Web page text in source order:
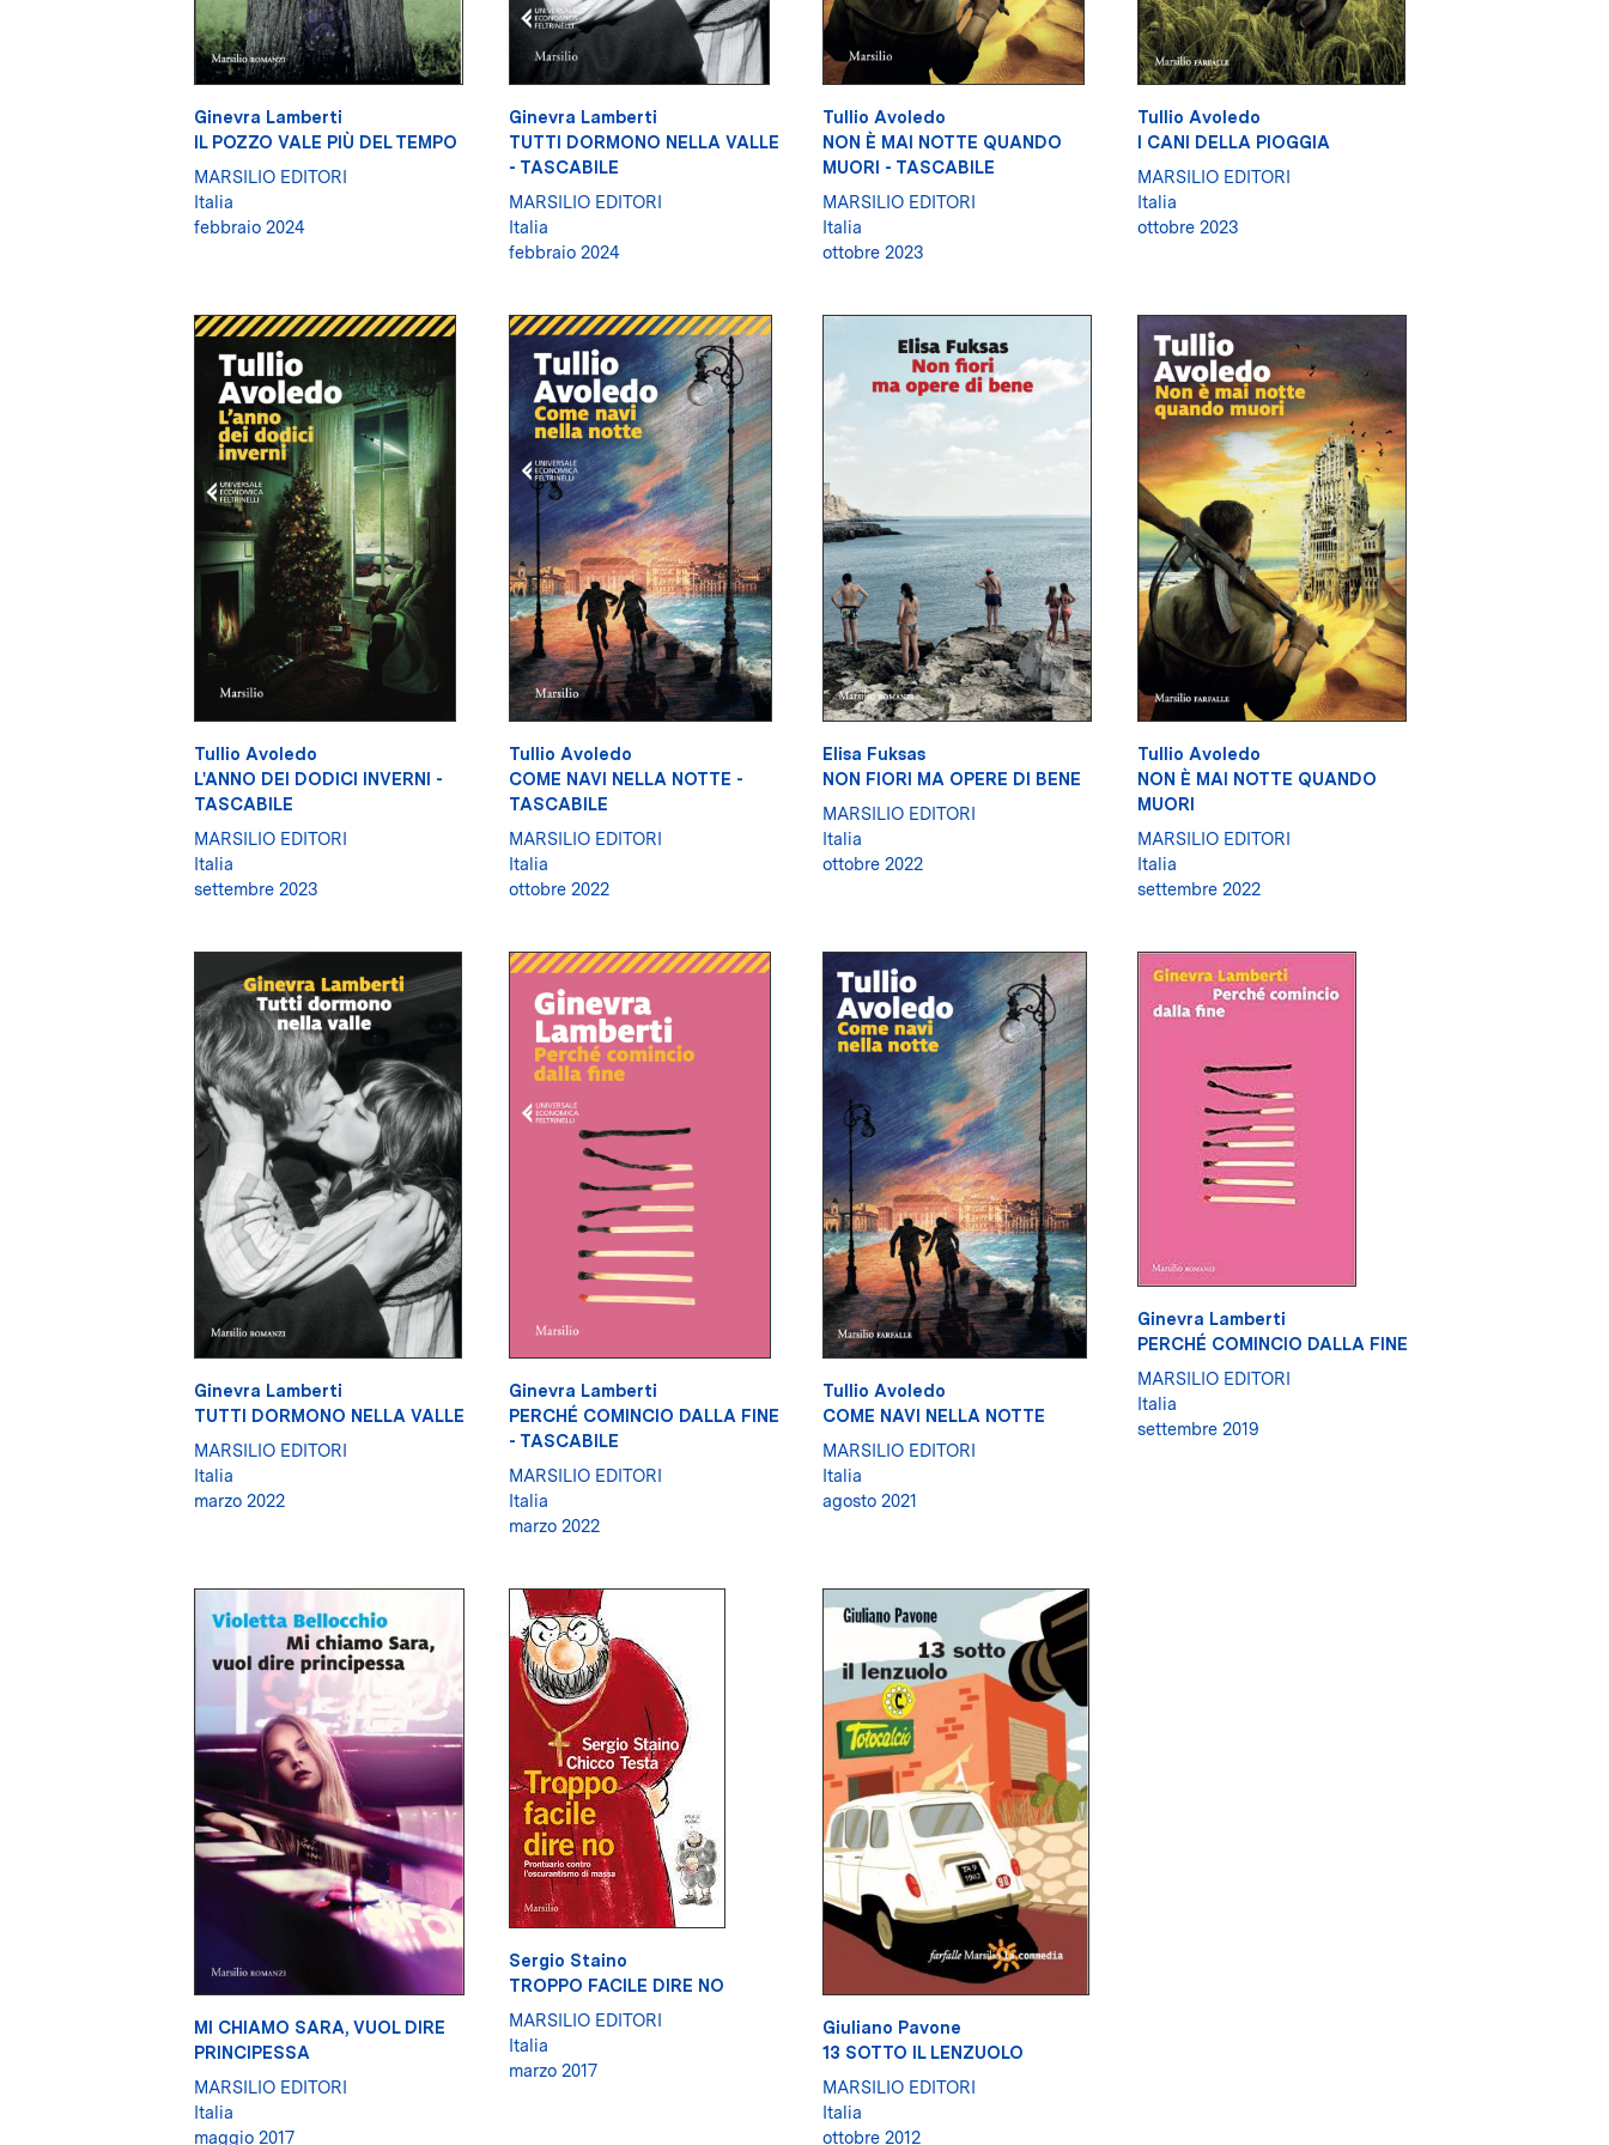
Ginevra Lamberti
IL POZZO VALE PIÙ DEL TEMPO
MARSILIO EDITORI
Italia
febbraio 2024
Ginevra Lamberti
TUTTI DORMONO NELLA VALLE
- TASCABILE
MARSILIO EDITORI
Italia
febbraio 2024
Tullio Avoledo
NON È MAI NOTTE QUANDO
MUORI - TASCABILE
MARSILIO EDITORI
Italia
ottobre 2023
Tullio Avoledo
I CANI DELLA PIOGGIA
MARSILIO EDITORI
Italia
ottobre 2023
Tullio Avoledo
L'ANNO DEI DODICI INVERNI -
TASCABILE
MARSILIO EDITORI
Italia
settembre 2023
Tullio Avoledo
COME NAVI NELLA NOTTE -
TASCABILE
MARSILIO EDITORI
Italia
ottobre 2022
Elisa Fuksas
NON FIORI MA OPERE DI BENE
MARSILIO EDITORI
Italia
ottobre 2022
Tullio Avoledo
NON È MAI NOTTE QUANDO
MUORI
MARSILIO EDITORI
Italia
settembre 2022
Ginevra Lamberti
TUTTI DORMONO NELLA VALLE
MARSILIO EDITORI
Italia
marzo 2022
Ginevra Lamberti
PERCHÉ COMINCIO DALLA FINE
- TASCABILE
MARSILIO EDITORI
Italia
marzo 2022
Tullio Avoledo
COME NAVI NELLA NOTTE
MARSILIO EDITORI
Italia
agosto 2021
Ginevra Lamberti
PERCHÉ COMINCIO DALLA FINE
MARSILIO EDITORI
Italia
settembre 2019
MI CHIAMO SARA, VUOL DIRE
PRINCIPESSA
MARSILIO EDITORI
Italia
maggio 2017
Sergio Staino
TROPPO FACILE DIRE NO
MARSILIO EDITORI
Italia
marzo 2017
Giuliano Pavone
13 SOTTO IL LENZUOLO
MARSILIO EDITORI
Italia
ottobre 2012